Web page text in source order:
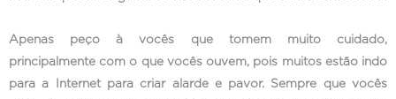
Apenas peço à vocês que tomem muito cuidado,
principalmente com o que vocês ouvem, pois muitos estão indo
para a Internet para criar alarde e pavor. Sempre que vocês